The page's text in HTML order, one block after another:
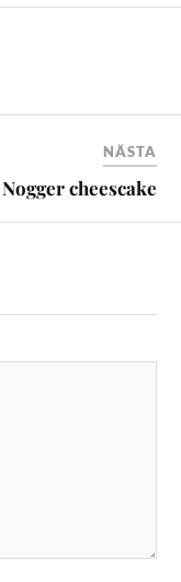
NÄSTA
Nogger cheescake